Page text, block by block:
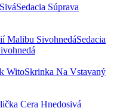
Sedacia Súprava
Sedacia
Skrinka Na Vstavaný
Cera Hnedosivá